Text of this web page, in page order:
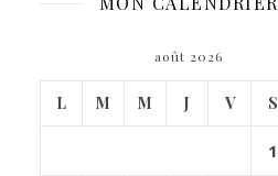
août 2026
L M M J V S
1